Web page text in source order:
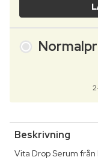
Beskrivning
Vita Drop Serum